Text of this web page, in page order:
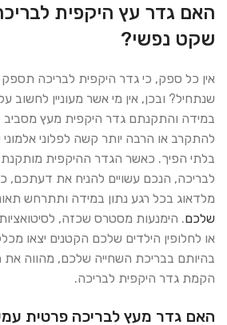
האם גדר עץ היקפית
שקט נפשי?
אין כל ספק, כי גדר היקפית לבריכה
שנתחיל? ובכן, אין מי אשר מעוניין לחשוב
במידה והתקנתם גדר היקפית מעץ מסביב
להתקרב או הרבה יותר קשה לפלוני
בלתי הפיך. כאשר הגדר ההיקפית
לבריכה, הנכם עשויים להניח את דעתכם,
מלדאוג בכל רגע נתון במידה ותתרחש
שלכם. הימנעות מסטרס שכזה,
או לחלופין הילדים שלכם הקטנים יצאו
בהיותם בבריכת השחייה שלכם, מהווה את
הקמת גדר היקפית לבריכה.
האם גדר מעץ לבריכה פרטית